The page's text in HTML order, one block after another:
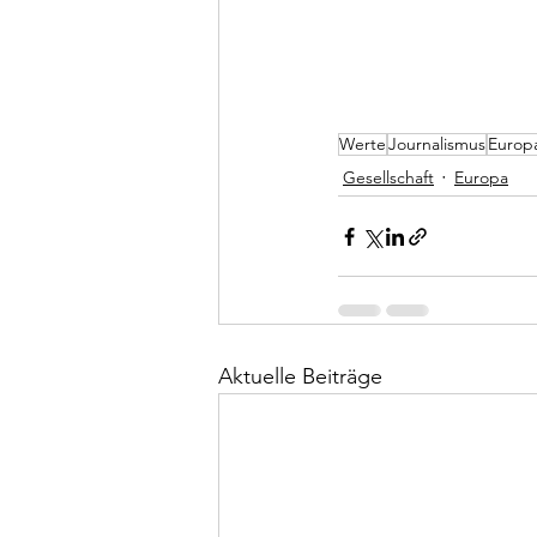
WerteJournalismus
Gesellschaft
Europa
Aktuelle Beiträge